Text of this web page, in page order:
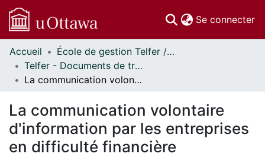
Se connecter
Communautés
et collections
Parcourir
À propos
Accueil
École de gestion Telfer // Telfer School of Management
Telfer - Documents de travail // Telfer - Working Papers
La communication volontaire d'information par les entreprises en difficulté financière
La communication volontaire
d'information par les entreprises
en difficulté financière